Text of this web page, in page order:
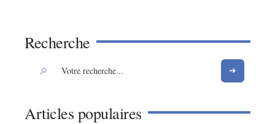
Recherche
Articles populaires